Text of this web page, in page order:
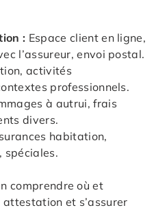
: Espace client en ligne,
l’assureur, envoi postal.
activités
professionnels.
à autrui, frais
divers.
habitation,
spéciales.
comprendre où et
et s’assurer